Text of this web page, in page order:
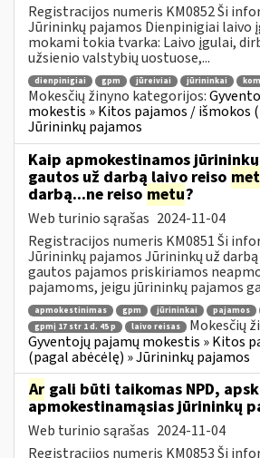
Registracijos numeris KM0852 Ši
Jūrininkų pajamos Dienpinigiai laivo
mokami tokia tvarka: Laivo įgulai,
užsienio valstybių uostuose,...
dienpinigiai gpm jūreiviai jūrininkai
Mokesčių žinyno kategorijos:
mokestis » Kitos pajamos / išmokos
Jūrininkų pajamos
Kaip apmokestinamos
gautos už darbą laivo reiso
darbą...ne reiso metu?
Web turinio sąrašas 2024-11-04
Registracijos numeris KM0851 Ši
Jūrininkų pajamos Jūrininkų už
gautos pajamos priskiriamos
pajamoms, jeigu jūrininkų pajamos
apmokestinimas gpm jūrininkai pajamos
gpmį 17 str 1 d. 45 p
laivo reisas
Mokesčių
Gyventojų pajamų mokestis » Kitos
(pagal abėcėlę) » Jūrininkų pajamos
Ar gali būti taikomas NPD,
apmokestinamąsias jūrininkų
Web turinio sąrašas 2024-11-04
Registracijos numeris KM0853 Ši